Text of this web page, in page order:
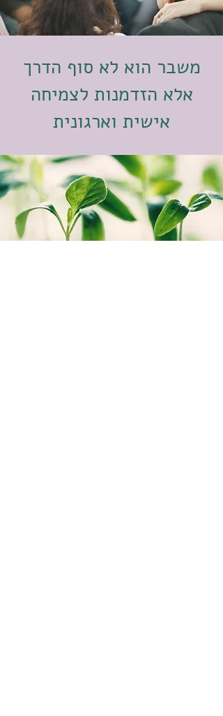
משבר הוא לא סוף הדרך
אלא הזדמנות לצמיחה
אישית וארגונית